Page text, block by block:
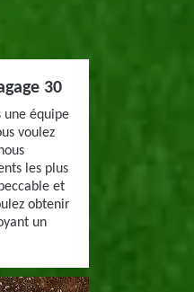
30
une équipe
voulez
les plus
et
obtenir
un